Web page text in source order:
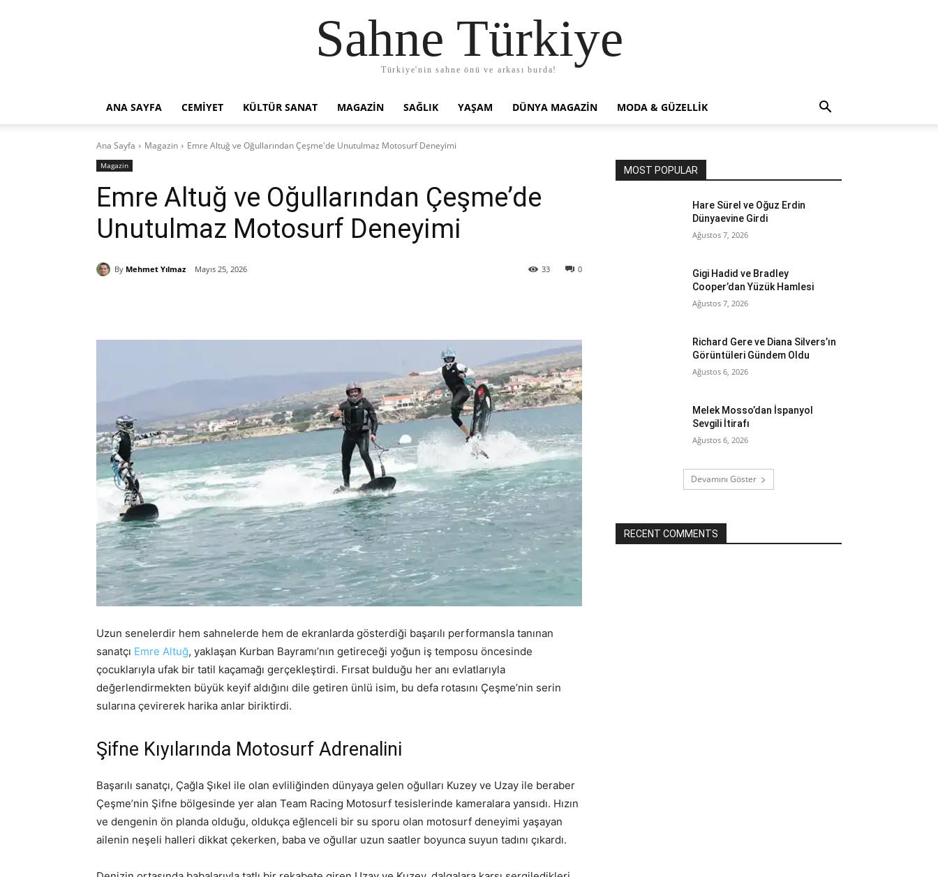
Sahne Türkiye
Türkiye'nin sahne önü ve arkası burda!
ANA SAYFA CEMİYET KÜLTÜR SANAT MAGAZIN SAĞLIK YAŞAM DÜNYA MAGAZİN MODA & GÜZELLİK
Ana Sayfa Magazin Emre Altuğ ve Oğullarından Çeşme'de Unutulmaz Motosurf Deneyimi
Magazin
Emre Altuğ ve Oğullarından Çeşme’de
Unutulmaz Motosurf Deneyimi
By Mehmet Yılmaz Mayıs 25, 2026 0
33
Uzun senelerdir hem sahnelerde hem de ekranlarda gösterdiği başarılı performansla tanınan
sanatçı Emre Altuğ, yaklaşan Kurban Bayramı’nın getireceği yoğun iş temposu öncesinde
çocuklarıyla ufak bir tatil kaçamağı gerçekleştirdi. Fırsat bulduğu her anı evlatlarıyla
değerlendirmekten büyük keyif aldığını dile getiren ünlü isim, bu defa rotasını Çeşme’nin serin
sularına çevirerek harika anlar biriktirdi.
Şifne Kıyılarında Motosurf Adrenalini
Başarılı sanatçı, Çağla Şıkel ile olan evliliğinden dünyaya gelen oğulları Kuzey ve Uzay ile beraber
Çeşme’nin Şifne bölgesinde yer alan Team Racing Motosurf tesislerinde kameralara yansıdı. Hızın
ve dengenin ön planda olduğu, oldukça eğlenceli bir su sporu olan motosurf deneyimi yaşayan
ailenin neşeli halleri dikkat çekerken, baba ve oğullar uzun saatler boyunca suyun tadını çıkardı.
MOST POPULAR
Hare Sürel ve Oğuz Erdin
Dünyaevine Girdi
Ağustos 7, 2026
Gigi Hadid ve Bradley
Cooper’dan Yüzük Hamlesi
Ağustos 7, 2026
Richard Gere ve Diana Silvers’ın
Görüntüleri Gündem Oldu
Ağustos 6, 2026
Melek Mosso’dan İspanyol
Sevgili İtirafı
Ağustos 6, 2026
Devamını Göster
RECENT COMMENTS